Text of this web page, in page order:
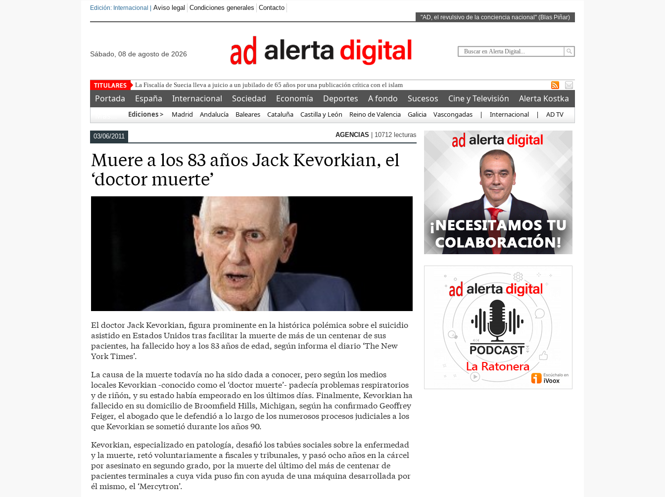
Edición: Internacional | Aviso legal Condiciones generales Contacto
"AD, el revulsivo de la conciencia nacional" (Blas Piñar)
sábado, 08 de agosto de 2026
La Fiscalía de Suecia lleva a juicio a un jubilado de 65 años por una publicación crítica con el islam en ...
Portada España Internacional Sociedad Economía Deportes A fondo Sucesos Cine y Televisión
Alerta Kostka
Ediciones > Madrid Andalucía Baleares Cataluña Castilla y León Reino de Valencia Galicia Vascongadas | Internacional | AD TV
03/06/2011 AGENCIAS | 10712 lecturas
Muere a los 83 años Jack Kevorkian, el
‘doctor muerte’
El doctor Jack Kevorkian, figura prominente en la histórica polémica sobre el suicidio
asistido en Estados Unidos tras facilitar la muerte de más de un centenar de sus
pacientes, ha fallecido hoy a los 83 años de edad, según informa el diario ‘The New
York Times’.
La causa de la muerte todavía no ha sido dada a conocer, pero según los medios
locales Kevorkian -conocido como el ‘doctor muerte’- padecía problemas respiratorios
y de riñón, y su estado había empeorado en los últimos días. Finalmente, Kevorkian ha
fallecido en su domicilio de Broomfield Hills, Michigan, según ha confirmado Geoffrey
Feiger, el abogado que le defendió a lo largo de los numerosos procesos judiciales a los
que Kevorkian se sometió durante los años 90.
Kevorkian, especializado en patología, desafió los tabúes sociales sobre la enfermedad
y la muerte, retó voluntariamente a fiscales y tribunales, y pasó ocho años en la cárcel
por asesinato en segundo grado, por la muerte del último del más de centenar de
pacientes terminales a cuya vida puso fin con ayuda de una máquina desarrollada por
él mismo, el ‘Mercytron’.